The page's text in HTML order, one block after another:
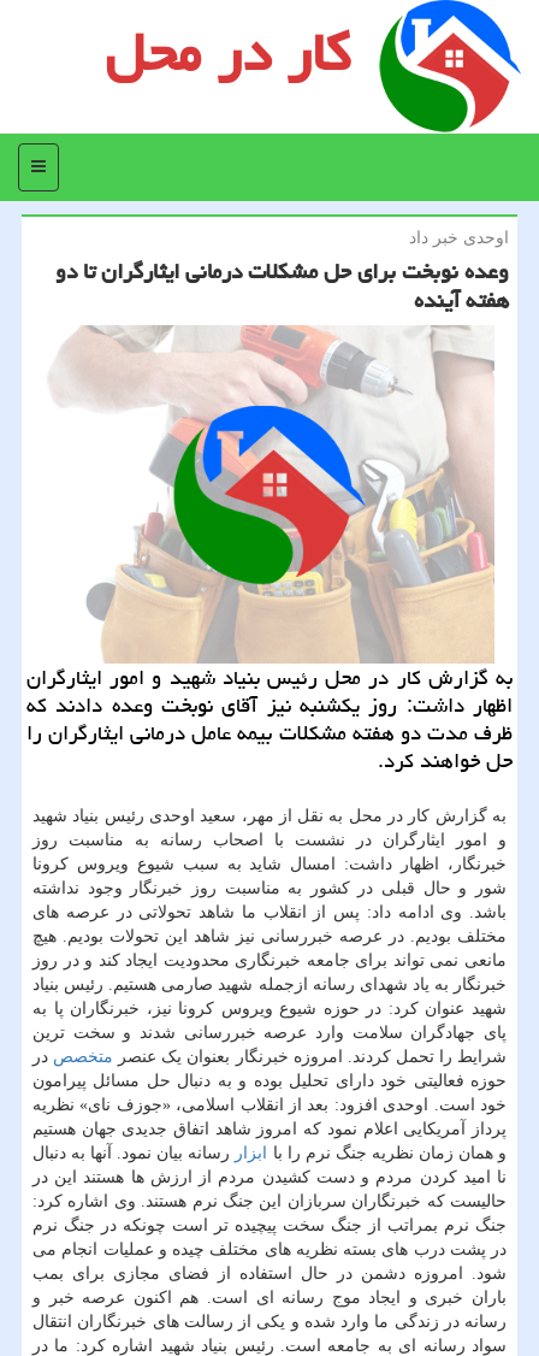
کار در محل
منو
اوحدی خبر داد
وعده نوبخت برای حل مشكلات درمانی ایثارگران تا دو
هفته آینده
به گزارش كار در محل رئیس بنیاد شهید و امور ایثارگران
اظهار داشت: روز یكشنبه نیز آقای نوبخت وعده دادند كه
ظرف مدت دو هفته مشكلات بیمه عامل درمانی ایثارگران را
حل خواهند كرد.
به گزارش کار در محل به نقل از مهر، سعید اوحدی رئیس بنیاد شهید
و امور ایثارگران در نشست با اصحاب رسانه به مناسبت روز
خبرنگار، اظهار داشت: امسال شاید به سبب شیوع ویروس کرونا
شور و حال قبلی در کشور به مناسبت روز خبرنگار وجود نداشته
باشد. وی ادامه داد: پس از انقلاب ما شاهد تحولاتی در عرصه های
مختلف بودیم. در عرصه خبررسانی نیز شاهد این تحولات بودیم. هیچ
مانعی نمی تواند برای جامعه خبرنگاری محدودیت ایجاد کند و در روز
خبرنگار به یاد شهدای رسانه ازجمله شهید صارمی هستیم. رئیس بنیاد
شهید عنوان کرد: در حوزه شیوع ویروس کرونا نیز، خبرنگاران پا به
پای جهادگران سلامت وارد عرصه خبررسانی شدند و سخت ترین
شرایط را تحمل کردند. امروزه خبرنگار بعنوان یک عنصر متخصص در
حوزه فعالیتی خود دارای تحلیل بوده و به دنبال حل مسائل پیرامون
خود است. اوحدی افزود: بعد از انقلاب اسلامی، «جوزف نای» نظریه
پرداز آمریکایی اعلام نمود که امروز شاهد اتفاق جدیدی جهان هستیم
و همان زمان نظریه جنگ نرم را با ابزار رسانه بیان نمود. آنها به دنبال
نا امید کردن مردم و دست کشیدن مردم از ارزش ها هستند این در
حالیست که خبرنگاران سربازان این جنگ نرم هستند. وی اشاره کرد:
جنگ نرم بمراتب از جنگ سخت پیچیده تر است چونکه در جنگ نرم
در پشت درب های بسته نظریه های مختلف چیده و عملیات انجام می
شود. امروزه دشمن در حال استفاده از فضای مجازی برای بمب
باران خبری و ایجاد موج رسانه ای است. هم اکنون عرصه خبر و
رسانه در زندگی ما وارد شده و یکی از رسالت های خبرنگاران انتقال
سواد رسانه ای به جامعه است. رئیس بنیاد شهید اشاره کرد: ما در